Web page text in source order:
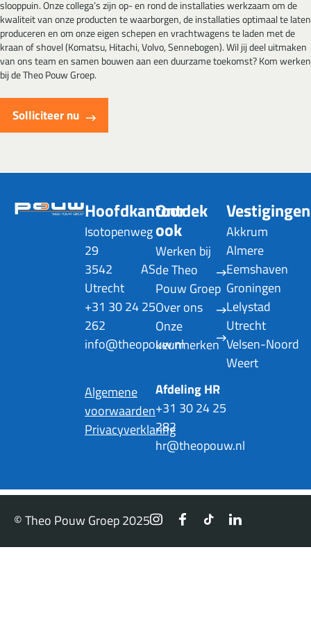
slooppuin. Onze collega’s zijn op- en rond de installaties werkzaam om de
kwaliteit van onze producten te waarborgen, de installaties optimaal te laten
produceren en om onze eigen schepen en vrachtwagens te laden met de
kraan of shovel (Komatsu, Hitachi, Volvo, Sennebogen). Wil jij deel uitmaken
van ons team en samen bouwen aan een duurzame toekomst? Kom werken
bij de Theo Pouw Groep.
Solliciteer nu
Hoofdkantoor
Isotopenweg
29
3542 AS
Utrecht
+31 30 24 25
262
info@theopouw.nl
Algemene
voorwaarden
Privacyverklaring
Ontdek
ook
Werken bij
de Theo
Pouw Groep
Over ons
Onze
keurmerken
Afdeling HR
+31 30 24 25
282
hr@theopouw.nl
Vestigingen
Akkrum
Almere
Eemshaven
Groningen
Lelystad
Utrecht
Velsen-Noord
Weert
© Theo Pouw Groep 2025